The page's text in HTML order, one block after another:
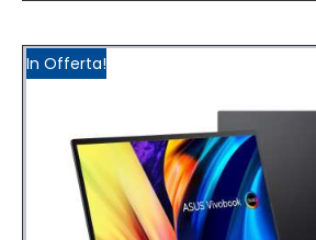
In Offerta!